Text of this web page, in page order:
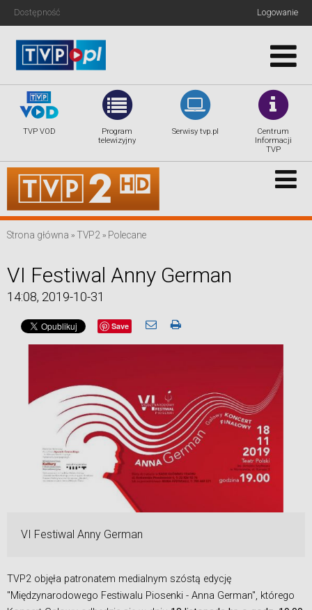
Dostępność Logowanie
TVP VOD
Program
telewizyjny
Serwisy tvp.pl
Centrum
Informacji
TVP
TVP.info
Kultura
Sport
Rozrywka
Nasze anteny
Tygodnik TVP
Strona główna TVP2 Polecane
VI Festiwal Anny German
14:08, 2019-10-31
Save
VI Festiwal Anny German
TVP2 objęła patronatem medialnym szóstą edycję
"Międzynarodowego Festiwalu Piosenki - Anna German", którego